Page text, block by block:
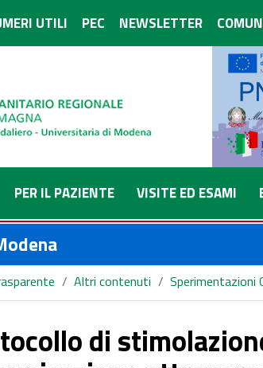
UTILI PEC NEWSLETTER
PER IL PAZIENTE VISITE ED ESAMI
/ Altri contenuti / Sperimentazioni
di